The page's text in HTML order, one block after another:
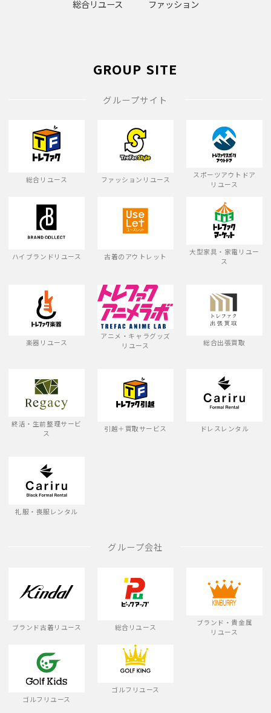
総合リユース ファッション
GROUP SITE
グループサイト
総合リユース ファッションリユース
スポーツアウトドア
リユース
ハイブランドリユース 古着のアウトレット
大型家具・家電リユー
ス
楽器リユース
アニメ・キャラグッズ
リユース
総合出張買取
終活・生前整理サービ
ス
引越＋買取サービス ドレスレンタル
礼服・喪服レンタル
グループ会社
ブランド古着リユース 総合リユース
ブランド・貴金属
リユース
ゴルフリユース
ゴルフリユース